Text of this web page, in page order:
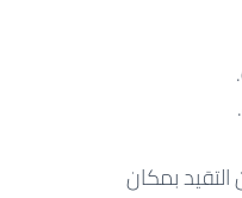
بمكان